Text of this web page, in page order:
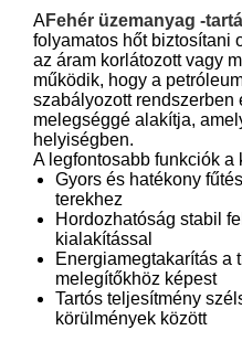
AFehér üzemanyag -
folyamatos hőt biztosítani
az áram korlátozott vagy
működik, hogy a
szabályozott rendszerben
melegséggé alakítja,
helyiségben.
A legfontosabb funkciók a
Gyors és hatékony
terekhez
Hordozhatóság stabil
kialakítással
Energiamegtakarítás a
melegítőkhöz képest
Tartós teljesítmény
körülmények között